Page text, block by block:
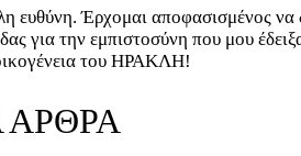
ευθύνη. Έρχομαι αποφασισμένος
για την εμπιστοσύνη που μου
του ΗΡΑΚΛΗ!
ΑΡΘΡΑ